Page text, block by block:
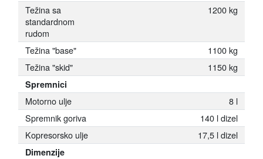
Težina sa
standardnom
rudom
1200 kg
Težina "base"
1100 kg
Težina "skid"
1150 kg
Spremnici
Motorno ulje
8 l
Spremnik goriva
140 l dizel
Kopresorsko ulje
17,5 l dizel
Dimenzije